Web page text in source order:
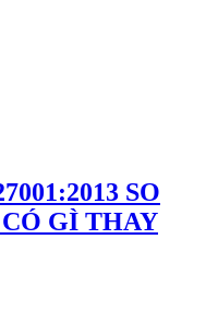
SO
GÌ THAY